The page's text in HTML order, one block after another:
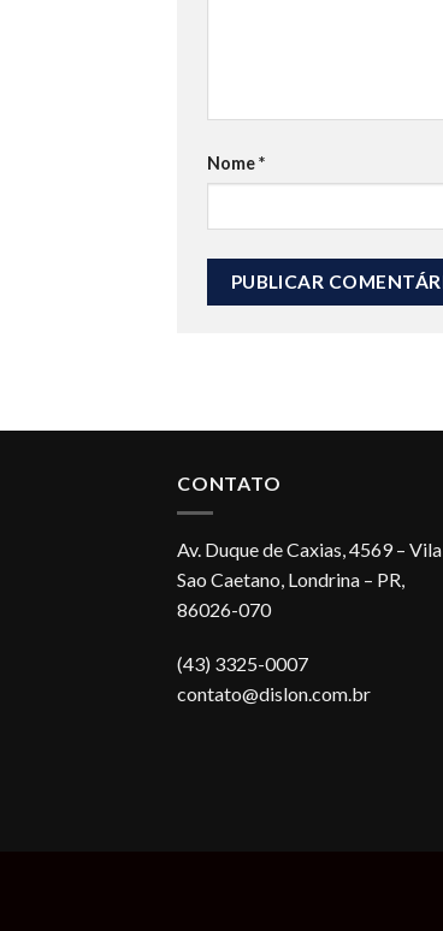
Nome*
CONTATO
Av. Duque de Caxias, 4569 – Vila
Sao Caetano, Londrina – PR,
86026-070
(43) 3325-0007
contato@dislon.com.br